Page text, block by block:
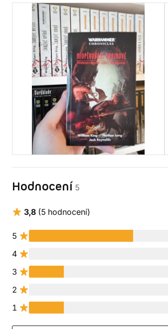
Hodnocení 5
3,8 (5 hodnocení)
5
4
3
2
1